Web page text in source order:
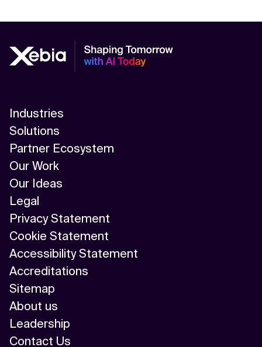
Industries
Solutions
Partner Ecosystem
Our Work
Our Ideas
Legal
Privacy Statement
Cookie Statement
Accessibility Statement
Accreditations
Sitemap
About us
Leadership
Contact Us